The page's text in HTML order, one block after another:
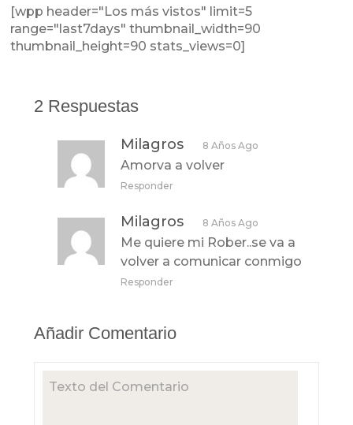
[wpp header="Los más vistos" limit=5
range="last7days" thumbnail_width=90
thumbnail_height=90 stats_views=0]
2 Respuestas
Milagros 8 Años Ago
Amorva a volver
Responder
Milagros 8 Años Ago
Me quiere mi Rober..se va a
volver a comunicar conmigo
Responder
Añadir Comentario